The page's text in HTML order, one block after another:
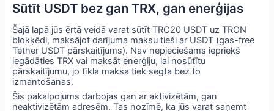
Sūtīt USDT bez gan TRX, gan enerģijas
Šajā lapā jūs ērtā veidā varat sūtīt TRC20 USDT uz TRON
blokķēdi, maksājot darījuma maksu tieši ar USDT (gas-free
Tether USDT pārskaitījums). Nav nepieciešams iepriekš
iegādāties TRX vai maksāt enerģiju, lai nosūtītu
pārskaitījumu, jo tīkla maksa tiek segta bez to
izmantošanas.
Šis pakalpojums darbojas gan ar aktivizētām, gan
neaktivizētām adresēm. Tas nozīmē, ka jūs varat saņemt